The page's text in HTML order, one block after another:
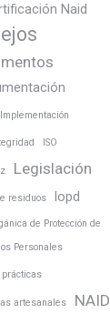
Naid
Implementación
ISO
Legislación
residuos lopd
de Protección de
Personales
artesanales NAID